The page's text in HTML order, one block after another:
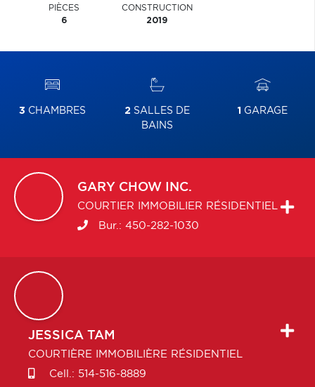
PIÈCES
6
CONSTRUCTION
2019
3 CHAMBRES 2 SALLES DE
BAINS
1 GARAGE
GARY CHOW INC.
COURTIER IMMOBILIER RÉSIDENTIEL
Bur.: 450-282-1030
JESSICA TAM
COURTIÈRE IMMOBILIÈRE RÉSIDENTIEL
Cell.: 514-516-8889